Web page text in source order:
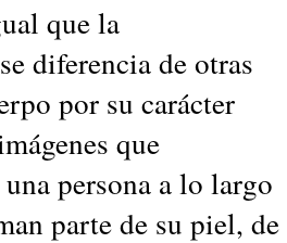
que la
diferencia de otras
por su carácter
que
persona a lo largo
parte de su piel, de